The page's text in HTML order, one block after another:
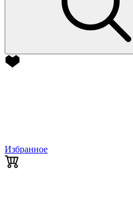
Избранное